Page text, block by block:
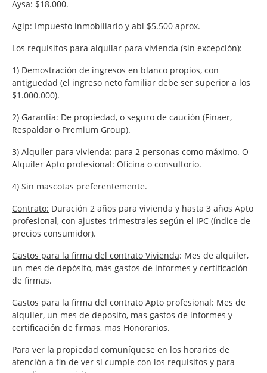
Aysa: $18.000.
Agip: Impuesto inmobiliario y abl $5.500 aprox.
Los requisitos para alquilar para vivienda (sin excepción):
1) Demostración de ingresos en blanco propios, con
antigüedad (el ingreso neto familiar debe ser superior a los
$1.000.000).
2) Garantía: De propiedad, o seguro de caución (Finaer,
Respaldar o Premium Group).
3) Alquiler para vivienda: para 2 personas como máximo. O
Alquiler Apto profesional: Oficina o consultorio.
4) Sin mascotas preferentemente.
Contrato: Duración 2 años para vivienda y hasta 3 años Apto
profesional, con ajustes trimestrales según el IPC (índice de
precios consumidor).
Gastos para la firma del contrato Vivienda: Mes de alquiler,
un mes de depósito, más gastos de informes y certificación
de firmas.
Gastos para la firma del contrato Apto profesional: Mes de
alquiler, un mes de deposito, mas gastos de informes y
certificación de firmas, mas Honorarios.
Para ver la propiedad comuníquese en los horarios de
atención a fin de ver si cumple con los requisitos y para